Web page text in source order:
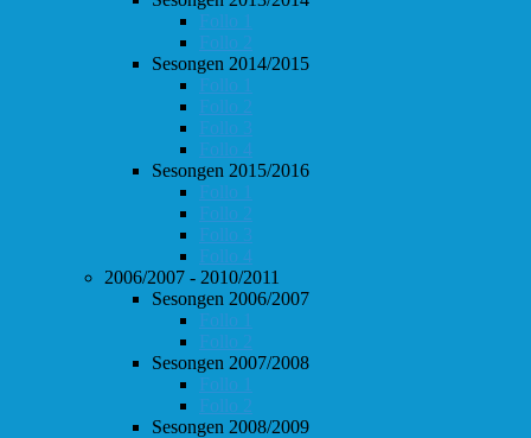
Follo 1
Follo 2
Sesongen 2014/2015
Follo 1
Follo 2
Follo 3
Follo 4
Sesongen 2015/2016
Follo 1
Follo 2
Follo 3
Follo 4
2006/2007 - 2010/2011
Sesongen 2006/2007
Follo 1
Follo 2
Sesongen 2007/2008
Follo 1
Follo 2
Sesongen 2008/2009